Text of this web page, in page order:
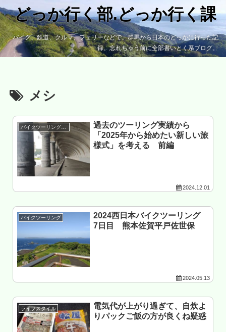
どっか行く部.どっか行く課
バイク、鉄道、クルマ、フェリーなどで、群馬から日本のどっかに行った記
録。忘れちゃう前に全部書いとく系ブログ。
メシ
バイクツーリング準備
過去のツーリング実績から
「2025年から始めたい新しい旅
様式」を考える 前編
2024.12.01
バイクツーリング
2024西日本バイクツーリング
7日目 熊本佐賀平戸佐世保
2024.05.13
ライフスタイル
電気代が上がり過ぎて、自炊よ
りパックご飯の方が良くね疑惑